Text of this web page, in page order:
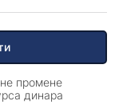
промене
динара